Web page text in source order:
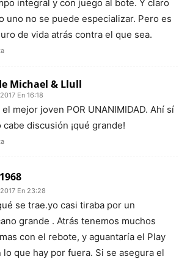
integral y con juego al bote. Y claro
uno no se puede especializar. Pero es
de vida atrás contra el que sea.
Michael & Llull
En 16:18
el mejor joven POR UNANIMIDAD. Ahí sí
cabe discusión ¡qué grande!
En 23:28
se trae.yo casi tiraba por un
grande . Atrás tenemos muchos
con el rebote, y aguantaría el Play
lo que hay por fuera. Si se asegura el